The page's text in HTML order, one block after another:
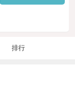
排行